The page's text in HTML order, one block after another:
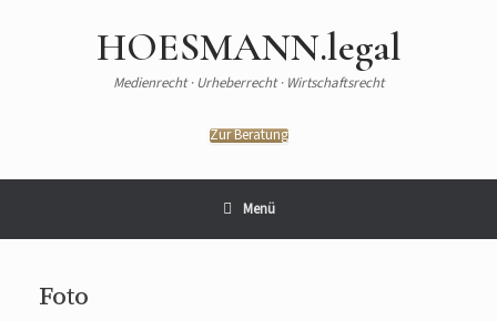
HOESMANN.legal
Medienrecht · Urheberrecht · Wirtschaftsrecht
Zur Beratung
Menü
Foto